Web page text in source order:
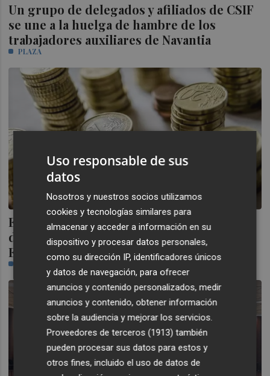
Un grupo de delegados y afiliados de CSIF
se une a la huelga de hambre de los
trabajadores auxiliares de Navantia
PLAZA
El euro cae hasta 1,1660 dólares tras los
datos robustos del mercado laboral de
EEUU
Uso responsable de sus
datos
Nosotros y nuestros socios utilizamos
cookies y tecnologías similares para
almacenar y acceder a información en su
dispositivo y procesar datos personales,
como su dirección IP, identificadores únicos
y datos de navegación, para ofrecer
anuncios y contenido personalizados, medir
anuncios y contenido, obtener información
sobre la audiencia y mejorar los servicios.
Proveedores de terceros (1913) también
pueden procesar sus datos para estos y
otros fines, incluido el uso de datos de